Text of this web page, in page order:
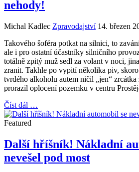
nehody!
Michal Kadlec Zpravodajství 14. březen
Takového šoféra potkat na silnici, to
ale i pro ostatní účastníky silničního
totálně zpitý muž sedl za volant v noci,
zranit. Takhle po vypití několika piv,
tvrdého alkoholu autem ničil „jen“
prorazil oplocení pozemku v centru
Číst dál …
Featured
Další hříšník! Nákladní
nevešel pod most